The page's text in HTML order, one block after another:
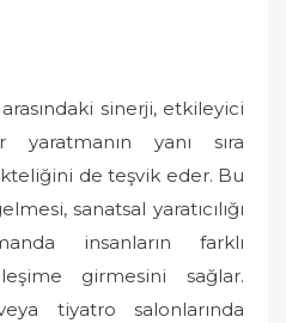
sinerji, etkileyici
yaratmanın yanı sıra
de teşvik eder. Bu
sanatsal yaratıcılığı
insanların farklı
girmesini sağlar.
tiyatro salonlarında